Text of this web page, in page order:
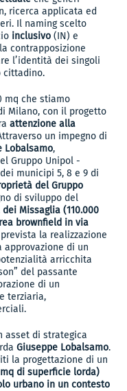
ricerca applicata ed
Il naming scelto
inclusivo (IN) e
contrapposizione
l’identità dei singoli
cittadino.
mq che stiamo
Milano, con il progetto
attenzione alla
un impegno di
Lobalsamo,
Gruppo Unipol -
dei municipi 5, 8 e 9 di
del Gruppo
di sviluppo del
Missaglia (110.000
brownfield in via
la realizzazione
approvazione di un
arricchita
del passante
di un
terziaria,
asset di strategica
Giuseppe Lobalsamo.
la progettazione di un
di superficie lorda)
urbano in un contesto